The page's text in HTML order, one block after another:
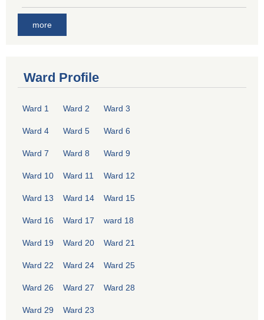
more
Ward Profile
Ward 1 Ward 2 Ward 3
Ward 4 Ward 5 Ward 6
Ward 7 Ward 8 Ward 9
Ward 10 Ward 11 Ward 12
Ward 13 Ward 14 Ward 15
Ward 16 Ward 17 ward 18
Ward 19 Ward 20 Ward 21
Ward 22 Ward 24 Ward 25
Ward 26 Ward 27 Ward 28
Ward 29 Ward 23